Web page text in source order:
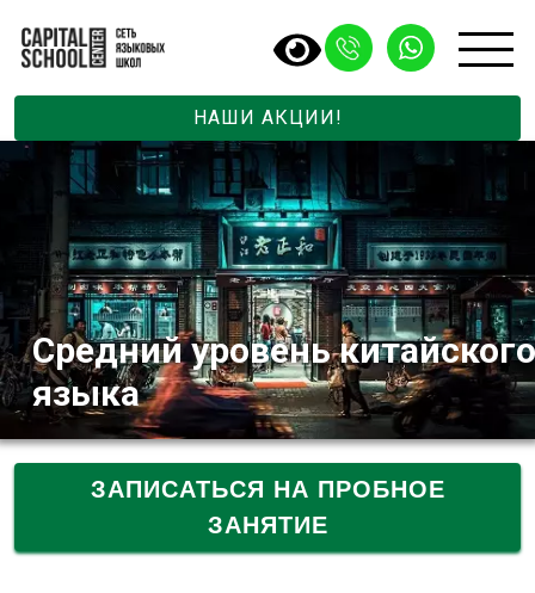
НАШИ АКЦИИ!
Средний уровень китайского
языка
ЗАПИСАТЬСЯ НА ПРОБНОЕ
ЗАНЯТИЕ